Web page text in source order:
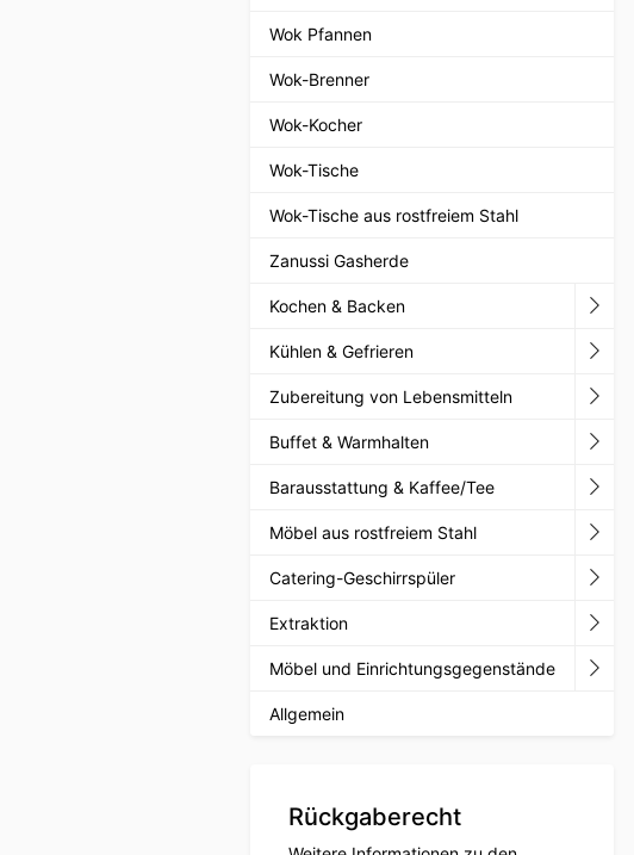
Wok Pfannen
Wok-Brenner
Wok-Kocher
Wok-Tische
Wok-Tische aus rostfreiem Stahl
Zanussi Gasherde
Kochen & Backen
Kühlen & Gefrieren
Zubereitung von Lebensmitteln
Buffet & Warmhalten
Barausstattung & Kaffee/Tee
Möbel aus rostfreiem Stahl
Catering-Geschirrspüler
Extraktion
Möbel und Einrichtungsgegenstände
Allgemein
Rückgaberecht